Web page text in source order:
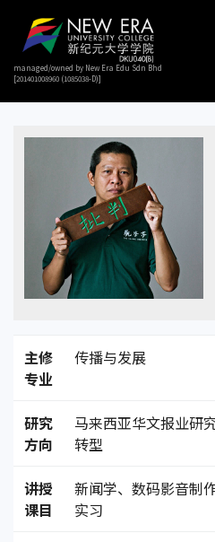
managed/owned by New Era Edu Sdn Bhd
[201401008960 (1085038-D)]
主修
专业
传播与发展
研究
方向
马来西亚华文报业研
转型
讲授
课目
新闻学、数码影音制
实习